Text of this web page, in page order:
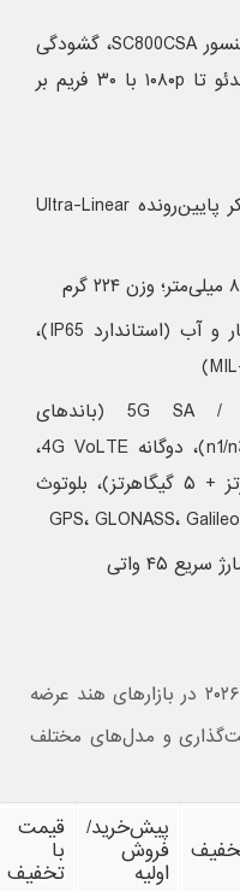
۸ مگاپیکسلی با سنسور SC800CSA، گشودگی
دیافراگم f/2.0، قابلیت ضبط ویدئو تا ۱۰۸۰p با ۳۰ فریم بر
جک USB Type-C، اسپیکر پایین‌رونده Ultra-Linear
مقاوم در برابر گردوغبار و آب (استاندارد IP65)،
5G SA / NSA (باند‌های
n1/n3/n5/n8/n28B/n40/n41/n77/n78)، دوگانه 4G VoLTE،
وای‌فای 802.11 ac (۲.۴ گیگاهرتز + ۵ گیگاهرتز)، بلوتوث
در تاریخ ۱۷ ژوئن ۲۰۲۶ در بازارهای هند عرضه
و مدل‌های مختلف
پیش‌خرید/
فروش
اولیه
قیمت
با
تخفیف